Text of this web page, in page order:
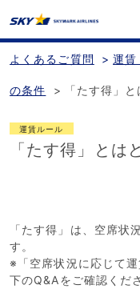
よくあるご質問 > 運賃
の条件 > 「たす得」
運賃ルール
「たす得」とは
「たす得」は、空席状
す。
※「空席状況に応じて
下のQ&Aをご確認くだ